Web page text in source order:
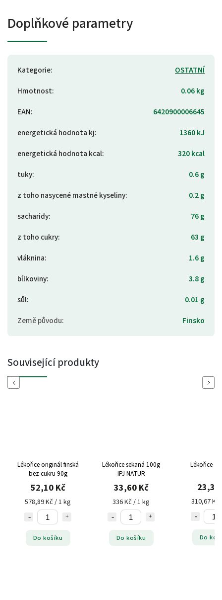
Doplňkové parametry
Kategorie:
OSTATNÍ
Hmotnost:
0.06 kg
EAN:
6420900006645
energetická hodnota kj:
1360 kJ
energetická hodnota kcal:
320 kcal
tuky:
0.6 g
z toho nasycené mastné kyseliny:
0.2 g
sacharidy:
76 g
z toho cukry:
63 g
vláknina:
1.6 g
bílkoviny:
3.8 g
sůl:
0.01 g
Země původu: Finsko
Související produkty
Previous
Lékořice originál finská
bez cukru 90g
52,10 Kč
578,89 Kč / 1 kg
Do košíku
Lékořice sekaná 100g
IPJ NATUR
33,60 Kč
336 Kč / 1 kg
Do košíku
Lékořice
23,30
310,67 Kč
Do
Next